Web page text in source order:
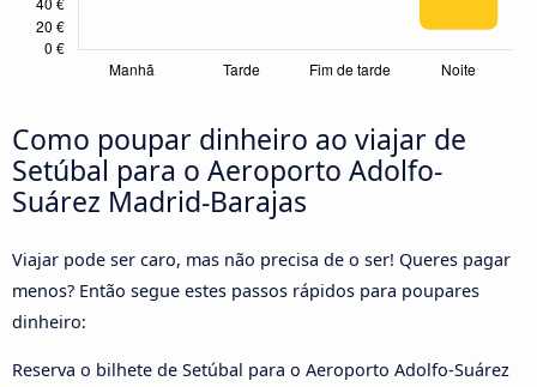
Como poupar dinheiro ao viajar de
Setúbal para o Aeroporto Adolfo-
Suárez Madrid-Barajas
Viajar pode ser caro, mas não precisa de o ser! Queres pagar
menos? Então segue estes passos rápidos para poupares
dinheiro:
Reserva o bilhete de Setúbal para o Aeroporto Adolfo-Suárez